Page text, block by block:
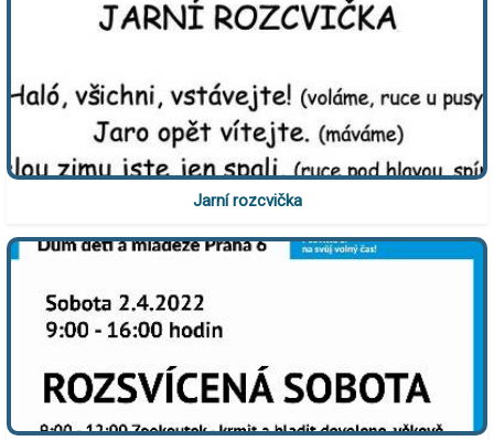
Jarní rozcvička